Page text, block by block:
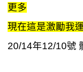
更多
現在這是激勵我
20/14年12/10號